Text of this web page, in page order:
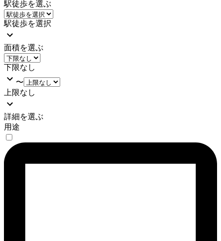
駅徒歩を選ぶ
駅徒歩を選択
面積を選ぶ
下限なし
〜
上限なし
詳細を選ぶ
用途